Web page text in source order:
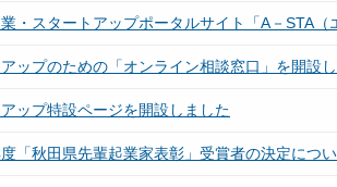
・スタートアップポータルサイト「A－STA（
ップのための「オンライン相談窓口」を開設
ップ特設ページを開設しました
「秋田県先輩起業家表彰」受賞者の決定につ